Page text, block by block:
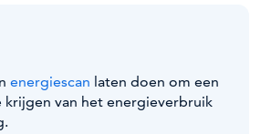
energiescan laten doen om een
van het energieverbruik